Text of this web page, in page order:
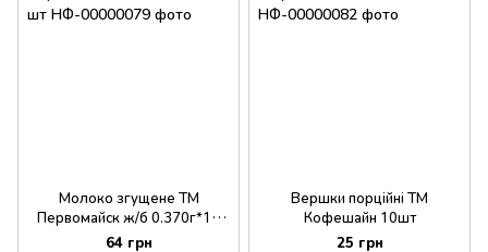
Молоко згущене ТМ
Первомайск ж/б 0.370г*15
шт
64 грн
Вершки порційні ТМ
Кофешайн 10шт
25 грн